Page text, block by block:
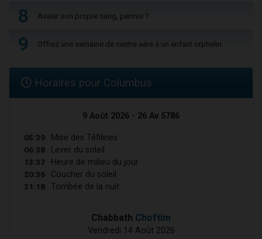
8 Avaler son propre sang, permis ?
9 Offrez une semaine de centre aéré à un enfant orphelin
Horaires pour Columbus
9 Août 2026 - 26 Av 5786
05:39 Mise des Téfilines
06:38 Lever du soleil
13:37 Heure de milieu du jour
20:36 Coucher du soleil
21:18 Tombée de la nuit
Chabbath Choftim
Vendredi 14 Août 2026